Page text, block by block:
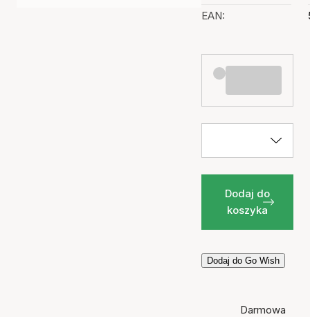
EAN:
Dodaj do
koszyka
Dodaj do Go Wish
Darmowa